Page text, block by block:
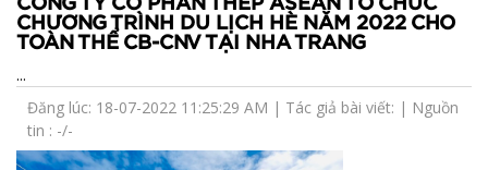
CHƯƠNG TRÌNH DU LỊCH HÈ NĂM 2022 CHO
TOÀN THỂ CB-CNV TẠI NHA TRANG
...
Đăng lúc: 18-07-2022 11:25:29 AM | Tác giả bài viết: | Nguồn
tin : -/-